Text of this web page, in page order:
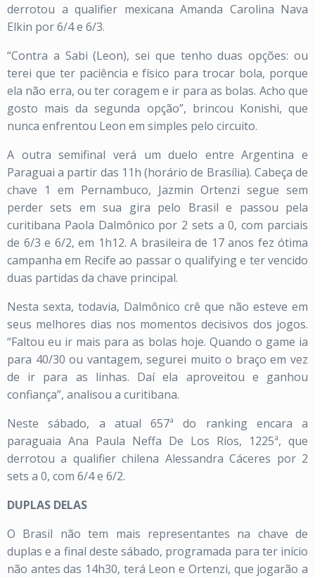
derrotou a qualifier mexicana Amanda Carolina Nava
Elkin por 6/4 e 6/3.
“Contra a Sabi (Leon), sei que tenho duas opções: ou
terei que ter paciência e físico para trocar bola, porque
ela não erra, ou ter coragem e ir para as bolas. Acho que
gosto mais da segunda opção”, brincou Konishi, que
nunca enfrentou Leon em simples pelo circuito.
A outra semifinal verá um duelo entre Argentina e
Paraguai a partir das 11h (horário de Brasília). Cabeça de
chave 1 em Pernambuco, Jazmin Ortenzi segue sem
perder sets em sua gira pelo Brasil e passou pela
curitibana Paola Dalmônico por 2 sets a 0, com parciais
de 6/3 e 6/2, em 1h12. A brasileira de 17 anos fez ótima
campanha em Recife ao passar o qualifying e ter vencido
duas partidas da chave principal.
Nesta sexta, todavia, Dalmônico crê que não esteve em
seus melhores dias nos momentos decisivos dos jogos.
“Faltou eu ir mais para as bolas hoje. Quando o game ia
para 40/30 ou vantagem, segurei muito o braço em vez
de ir para as linhas. Daí ela aproveitou e ganhou
confiança”, analisou a curitibana.
Neste sábado, a atual 657ª do ranking encara a
paraguaia Ana Paula Neffa De Los Ríos, 1225ª, que
derrotou a qualifier chilena Alessandra Cáceres por 2
sets a 0, com 6/4 e 6/2.
DUPLAS DELAS
O Brasil não tem mais representantes na chave de
duplas e a final deste sábado, programada para ter início
não antes das 14h30, terá Leon e Ortenzi, que jogarão a